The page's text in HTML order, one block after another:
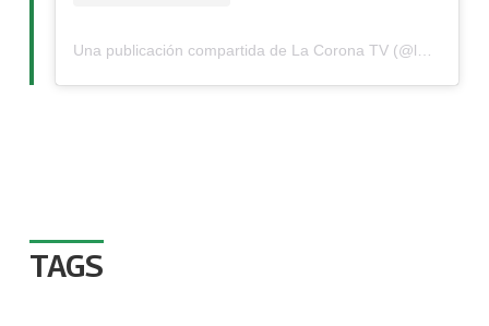
TAGS